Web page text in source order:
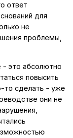
ответ
для
не
проблемы,
- это абсолютно
повысить
то сделать - уже
они не